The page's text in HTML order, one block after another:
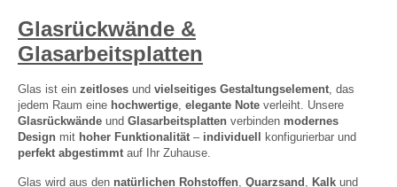
Glasrückwände &
Glasarbeitsplatten
Glas ist ein zeitloses und vielseitiges Gestaltungselement, das
jedem Raum eine hochwertige, elegante Note verleiht. Unsere
Glasrückwände und Glasarbeitsplatten verbinden modernes
Design mit hoher Funktionalität – individuell
konfigurierbar und
perfekt abgestimmt auf Ihr Zuhause.
Glas wird aus den natürlichen Rohstoffen, Quarzsand , Kalk und